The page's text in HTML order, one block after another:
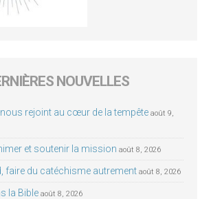
NOUVELLES
rejoint au cœur de la tempête août 9,
et soutenir la mission août 8, 2026
faire du catéchisme autrement août 8, 2026
la Bible août 8, 2026